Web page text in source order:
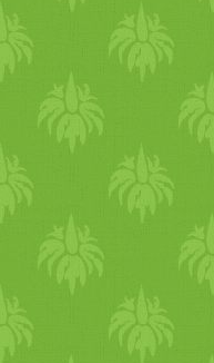
jelentős
biztosít,